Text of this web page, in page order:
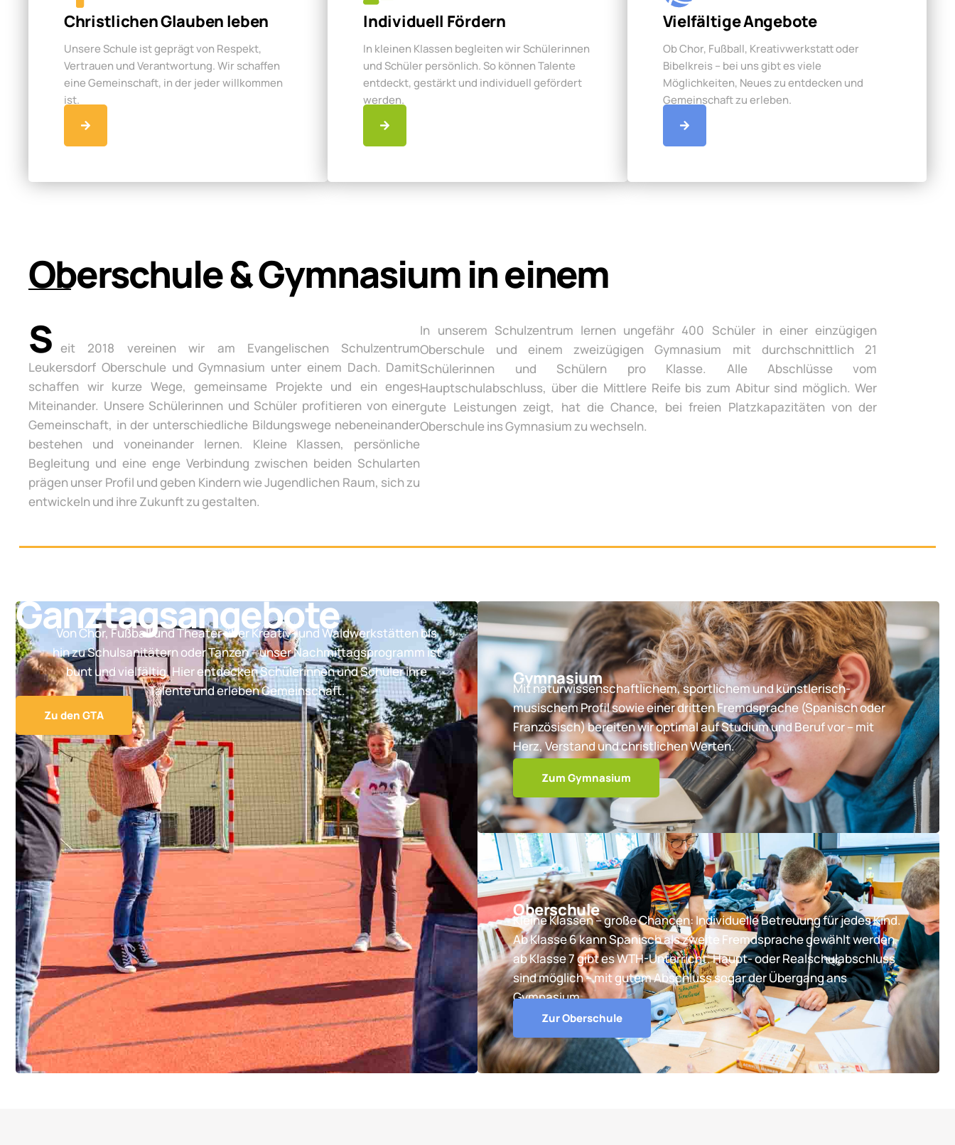
Christlichen Glauben leben
Unsere Schule ist geprägt von Respekt,
Vertrauen und Verantwortung. Wir schaffen
eine Gemeinschaft, in der jeder willkommen
ist.
Individuell Fördern
In kleinen Klassen begleiten wir Schülerinnen
und Schüler persönlich. So können Talente
entdeckt, gestärkt und individuell gefördert
werden.
Vielfältige Angebote
Ob Chor, Fußball, Kreativwerkstatt oder
Bibelkreis – bei uns gibt es viele
Möglichkeiten, Neues zu entdecken und
Gemeinschaft zu erleben.
Oberschule & Gymnasium in einem
S eit 2018 vereinen wir am Evangelischen Schulzentrum
Leukersdorf Oberschule und Gymnasium unter einem Dach. Damit
schaffen wir kurze Wege, gemeinsame Projekte und ein enges
Miteinander. Unsere Schülerinnen und Schüler profitieren von einer
Gemeinschaft, in der unterschiedliche Bildungswege nebeneinander
bestehen und voneinander lernen. Kleine Klassen, persönliche
Begleitung und eine enge Verbindung zwischen beiden Schularten
prägen unser Profil und geben Kindern wie Jugendlichen Raum, sich zu
entwickeln und ihre Zukunft zu gestalten.
In unserem Schulzentrum lernen ungefähr 400 Schüler in einer einzügigen
Oberschule und einem zweizügigen Gymnasium mit durchschnittlich 21
Schülerinnen und Schülern pro Klasse. Alle Abschlüsse vom
Hauptschulabschluss, über die Mittlere Reife bis zum Abitur sind möglich. Wer
gute Leistungen zeigt, hat die Chance, bei freien Platzkapazitäten von der
Oberschule ins Gymnasium zu wechseln.
Ganztagsangebote
Von Chor, Fußball und Theater über Kreativ- und Waldwerkstätten bis
hin zu Schulsanitätern oder Tanzen – unser Nachmittagsprogramm ist
bunt und vielfältig. Hier entdecken Schülerinnen und Schüler ihre
Talente und erleben Gemeinschaft.
Zu den GTA
Gymnasium
Mit naturwissenschaftlichem, sportlichem und künstlerisch-
musischem Profil sowie einer dritten Fremdsprache (Spanisch oder
Französisch) bereiten wir optimal auf Studium und Beruf vor – mit
Herz, Verstand und christlichen Werten.
Zum Gymnasium
Oberschule
Kleine Klassen – große Chancen: Individuelle Betreuung für jedes Kind.
Ab Klasse 6 kann Spanisch als zweite Fremdsprache gewählt werden,
ab Klasse 7 gibt es WTH-Unterricht. Haupt- oder Realschulabschluss
sind möglich – mit gutem Abschluss sogar der Übergang ans
Gymnasium.
Zur Oberschule